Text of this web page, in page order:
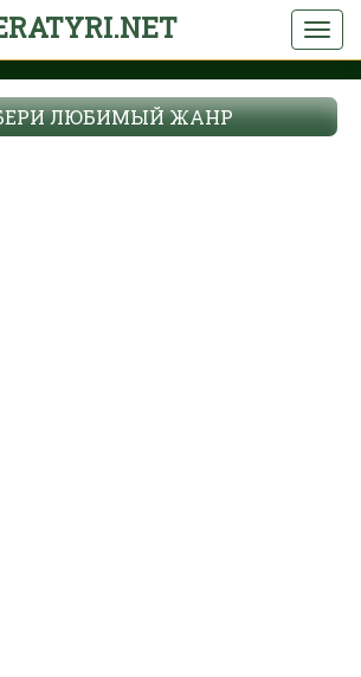
ЛЮБИМЫЙ ЖАНР